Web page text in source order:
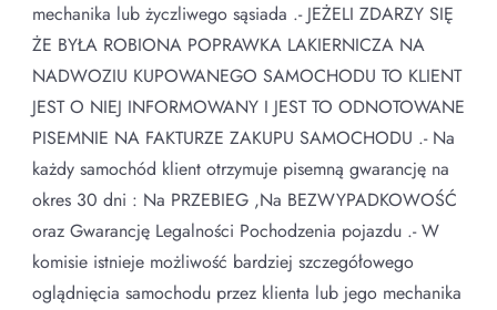
mechanika lub życzliwego sąsiada .- JEŻELI ZDARZY SIĘ
ŻE BYŁA ROBIONA POPRAWKA LAKIERNICZA NA
NADWOZIU KUPOWANEGO SAMOCHODU TO KLIENT
JEST O NIEJ INFORMOWANY I JEST TO ODNOTOWANE
PISEMNIE NA FAKTURZE ZAKUPU SAMOCHODU .- Na
każdy samochód klient otrzymuje pisemną gwarancję na
okres 30 dni : Na PRZEBIEG ,Na BEZWYPADKOWOŚĆ
oraz Gwarancję Legalności Pochodzenia pojazdu .- W
komisie istnieje możliwość bardziej szczegółowego
oglądnięcia samochodu przez klienta lub jego mechanika